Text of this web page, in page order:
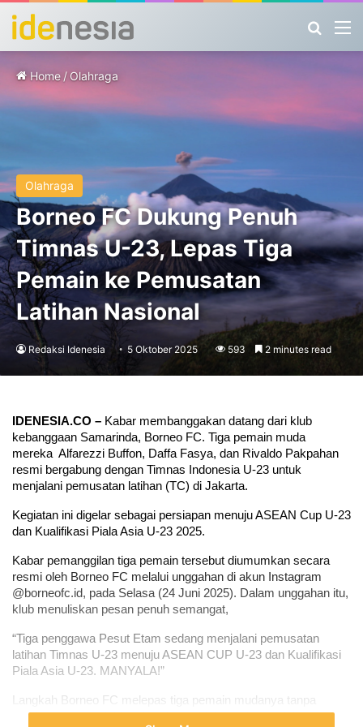
Home / Olahraga
Olahraga
Borneo FC Dukung Penuh
Timnas U-23, Lepas Tiga
Pemain ke Pemusatan
Latihan Nasional
Redaksi Idenesia 5 Oktober 2025 593 2 minutes read
IDENESIA.CO – Kabar membanggakan datang dari klub
kebanggaan Samarinda, Borneo FC. Tiga pemain muda
mereka  Alfarezzi Buffon, Daffa Fasya, dan Rivaldo Pakpahan
resmi bergabung dengan Timnas Indonesia U-23 untuk
menjalani pemusatan latihan (TC) di Jakarta.
Kegiatan ini digelar sebagai persiapan menuju ASEAN Cup U-23
dan Kualifikasi Piala Asia U-23 2025.
Kabar pemanggilan tiga pemain tersebut diumumkan secara
resmi oleh Borneo FC melalui unggahan di akun Instagram
@borneofc.id, pada Selasa (24 Juni 2025). Dalam unggahan itu,
klub menuliskan pesan penuh semangat,
“Tiga penggawa Pesut Etam sedang menjalani pemusatan
latihan Timnas U-23 menuju ASEAN CUP U-23 dan Kualifikasi
Piala Asia U-23. MANYALA!”
Langkah Borneo FC melepas tiga pemain mudanya tanpa
hambatan menunjukkan komitmen klub untuk mendukung